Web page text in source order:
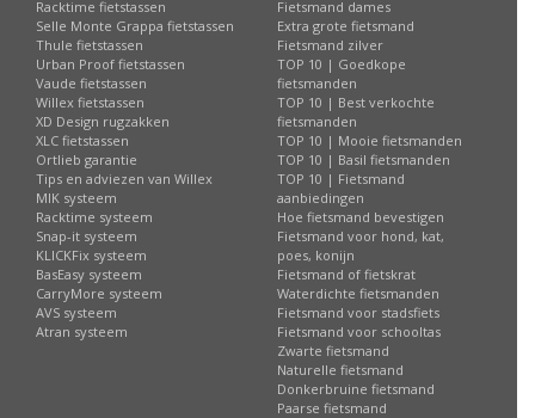
Racktime fietstassen
Selle Monte Grappa fietstassen
Thule fietstassen
Urban Proof fietstassen
Vaude fietstassen
Willex fietstassen
XD Design rugzakken
XLC fietstassen
Ortlieb garantie
Tips en adviezen van Willex
MIK systeem
Racktime systeem
Snap-it systeem
KLICKFix systeem
BasEasy systeem
CarryMore systeem
AVS systeem
Atran systeem
Fietsmand dames
Extra grote fietsmand
Fietsmand zilver
TOP 10 | Goedkope
fietsmanden
TOP 10 | Best verkochte
fietsmanden
TOP 10 | Mooie fietsmanden
TOP 10 | Basil fietsmanden
TOP 10 | Fietsmand
aanbiedingen
Hoe fietsmand bevestigen
Fietsmand voor hond, kat,
poes, konijn
Fietsmand of fietskrat
Waterdichte fietsmanden
Fietsmand voor stadsfiets
Fietsmand voor schooltas
Zwarte fietsmand
Naturelle fietsmand
Donkerbruine fietsmand
Paarse fietsmand